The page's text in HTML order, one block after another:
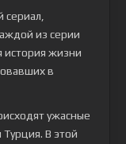
из серии
история жизни
в
ужасные
В этой